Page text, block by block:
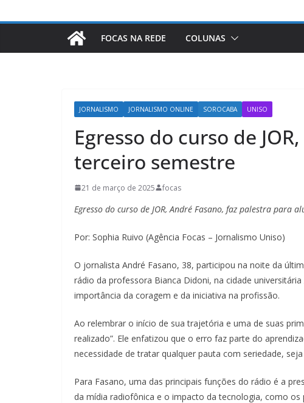
FOCAS NA REDE COLUNAS
JORNALISMO JORNALISMO ONLINE SOROCABA UNISO
Egresso do curso de
terceiro semestre
21 de março de 2025 focas
Egresso do curso de JOR, André Fasano, faz palestra para
Por: Sophia Ruivo (Agência Focas – Jornalismo Uniso)
O jornalista André Fasano, 38, participou na noite da
rádio da professora Bianca Didoni, na cidade
importância da coragem e da iniciativa na profissão.
Ao relembrar o início de sua trajetória e uma de suas
realizado”. Ele enfatizou que o erro faz parte do
necessidade de tratar qualquer pauta com seriedade,
Para Fasano, uma das principais funções do rádio é a
da mídia radiofônica e o impacto da tecnologia, como